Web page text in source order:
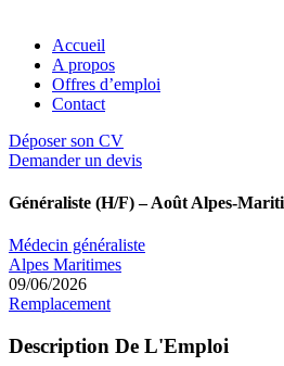
Accueil
A propos
Offres d’emploi
Contact
Déposer son CV
Demander un devis
Généraliste (H/F) – Août Alpes-
Médecin généraliste
Alpes Maritimes
09/06/2026
Remplacement
Description De L'Emploi